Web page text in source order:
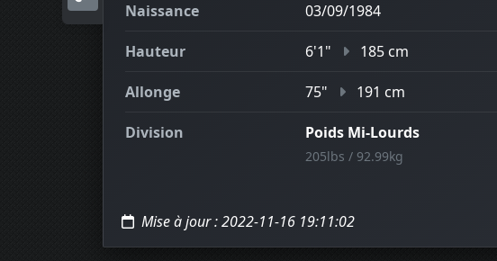
Naissance 03/09/1984
Hauteur 6'1" 185 cm
Allonge 75" 191 cm
Division Poids Mi-Lourds
205lbs / 92.99kg
Mise à jour : 2022-11-16 19:11:02